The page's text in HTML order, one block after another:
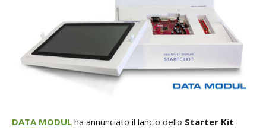
DATA MODUL ha annunciato il lancio dello Starter Kit